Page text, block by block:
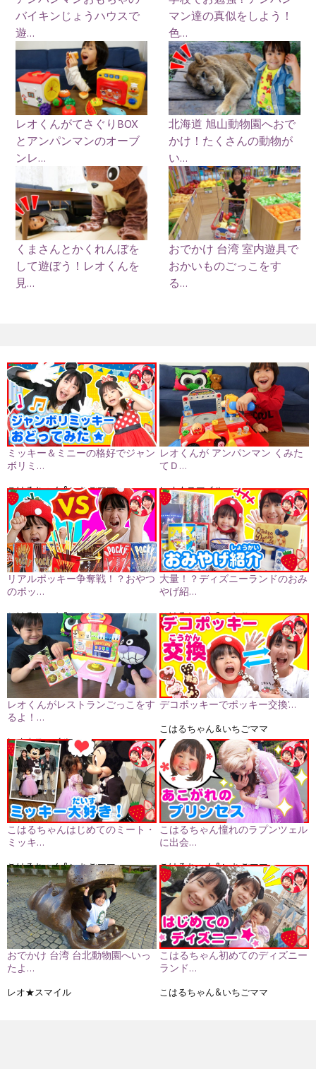
バイキンじょうハウスで
遊...
マン達の真似をしよう！
色...
レオくんがてさぐりBOX
とアンパンマンのオーブ
ンレ...
北海道 旭山動物園へおで
かけ！たくさんの動物が
い...
くまさんとかくれんぼを
して遊ぼう！レオくんを
見...
おでかけ 台湾 室内遊具で
おかいものごっこをす
る...
ミッキー＆ミニーの格好でジャン
ボリミ…
こはるちゃん&いちごママ
レオくんが アンパンマン くみた
てＤ…
レオ★スマイル
リアルポッキー争奪戦！？おやつ
のポッ…
こはるちゃん&いちごママ
大量！？ディズニーランドのおみ
やげ紹…
こはるちゃん&いちごママ
レオくんがレストランごっこをす
るよ！…
レオ★スマイル
デコポッキーでポッキー交換'…
こはるちゃん&いちごママ
こはるちゃんはじめてのミート・
ミッキ…
こはるちゃん&いちごママ
こはるちゃん憧れのラプンツェル
に出会…
こはるちゃん&いちごママ
おでかけ 台湾 台北動物園へいっ
たよ…
レオ★スマイル
こはるちゃん初めてのディズニー
ランド…
こはるちゃん&いちごママ